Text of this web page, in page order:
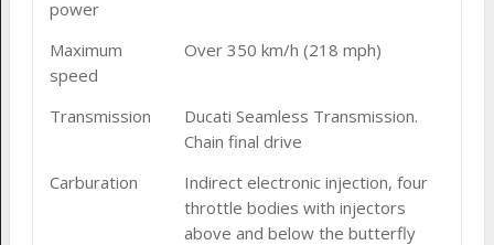
power
Maximum
speed
Over 350 km/h (218 mph)
Transmission
Ducati Seamless Transmission.
Chain final drive
Carburation
Indirect electronic injection, four
throttle bodies with injectors
above and below the butterfly